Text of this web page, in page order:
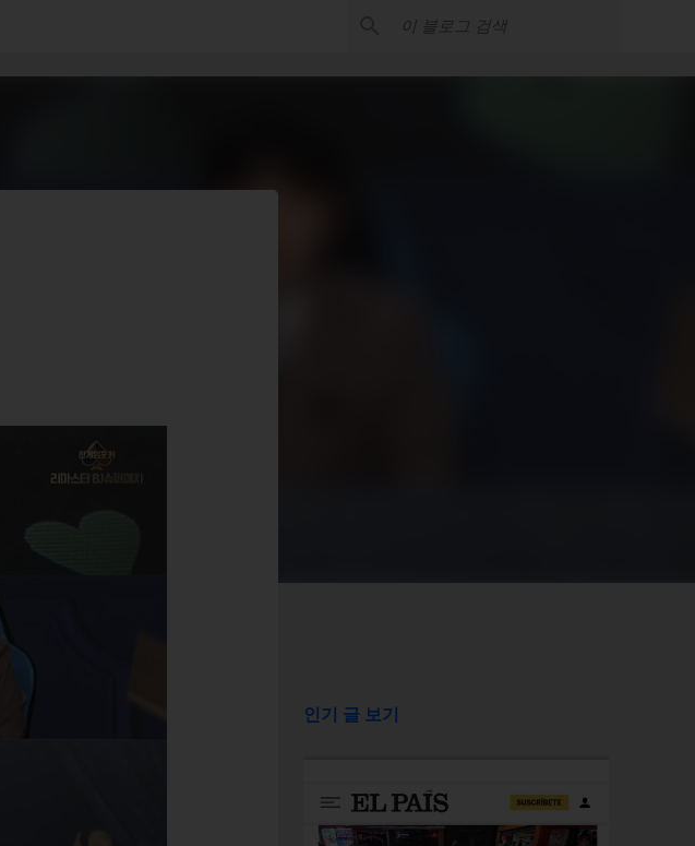
인기 글 보기